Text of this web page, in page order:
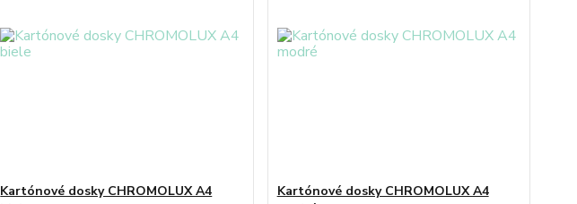
Kartónové dosky CHROMOLUX A4
Kartónové dosky CHROMOLUX A4